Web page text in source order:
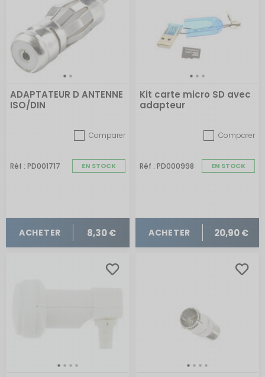
ADAPTATEUR D ANTENNE
ISO/DIN
Comparer
Réf : PD001717 EN STOCK
ACHETER 8,30 €
Kit carte micro SD avec
adapteur
Comparer
Réf : PD000998 EN STOCK
ACHETER 20,90 €